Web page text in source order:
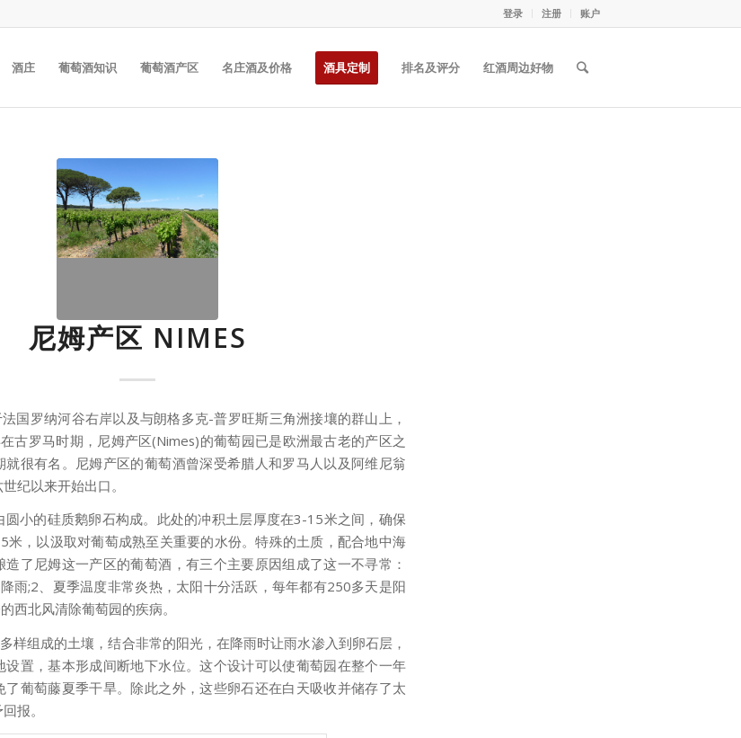
登录 注册 账户
酒庄 葡萄酒知识 葡萄酒产区 名庄酒及价格 酒具定制 排名及评分 红酒周边好物
尼姆产区 NIMES
国罗纳河谷右岸以及与朗格多克-普罗旺斯三角洲接壤的群山上，
古罗马时期，尼姆产区(Nimes)的葡萄园已是欧洲最古老的产区之
就很有名。尼姆产区的葡萄酒曾深受希腊人和罗马人以及阿维尼翁
纪以来开始出口。
圆小的硅质鹅卵石构成。此处的冲积土层厚度在3-15米之间，确保
米，以汲取对葡萄成熟至关重要的水份。特殊的土质，配合地中海
了尼姆这一产区的葡萄酒，有三个主要原因组成了这一不寻常：
雨;2、夏季温度非常炎热，太阳十分活跃，每年都有250多天是阳
西北风清除葡萄园的疾病。
样组成的土壤，结合非常的阳光，在降雨时让雨水渗入到卵石层，
设置，基本形成间断地下水位。这个设计可以使葡萄园在整个一年
了葡萄藤夏季干旱。除此之外，这些卵石还在白天吸收并储存了太
报。